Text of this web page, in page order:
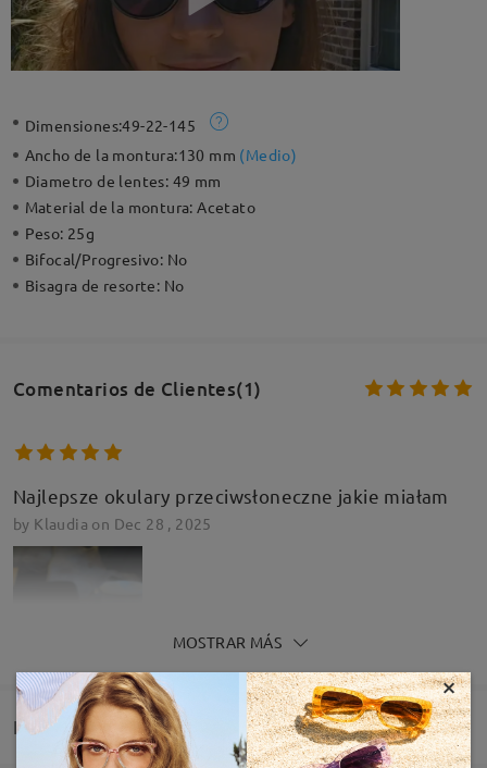
Dimensiones:49-22-145
Ancho de la montura:130 mm (Medio)
Diametro de lentes: 49 mm
Material de la montura:Acetato
Peso: 25g
Bifocal/Progresivo: No
Bisagra de resorte: No
Comentarios de Clientes(1)
Najlepsze okulary przeciwsłoneczne jakie miałam
by Klaudia on Dec 28 , 2025
MOSTRAR MÁS
Entrega
×